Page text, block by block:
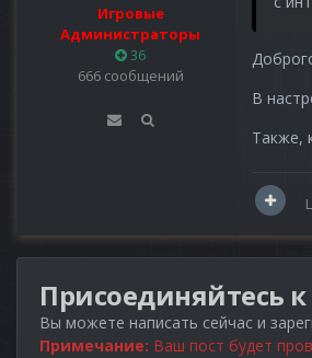
Игровые
Администраторы
36
666 сообщений
В
Также,
Присоединяйтесь
Вы можете написать сейчас и
Примечание: Ваш пост будет